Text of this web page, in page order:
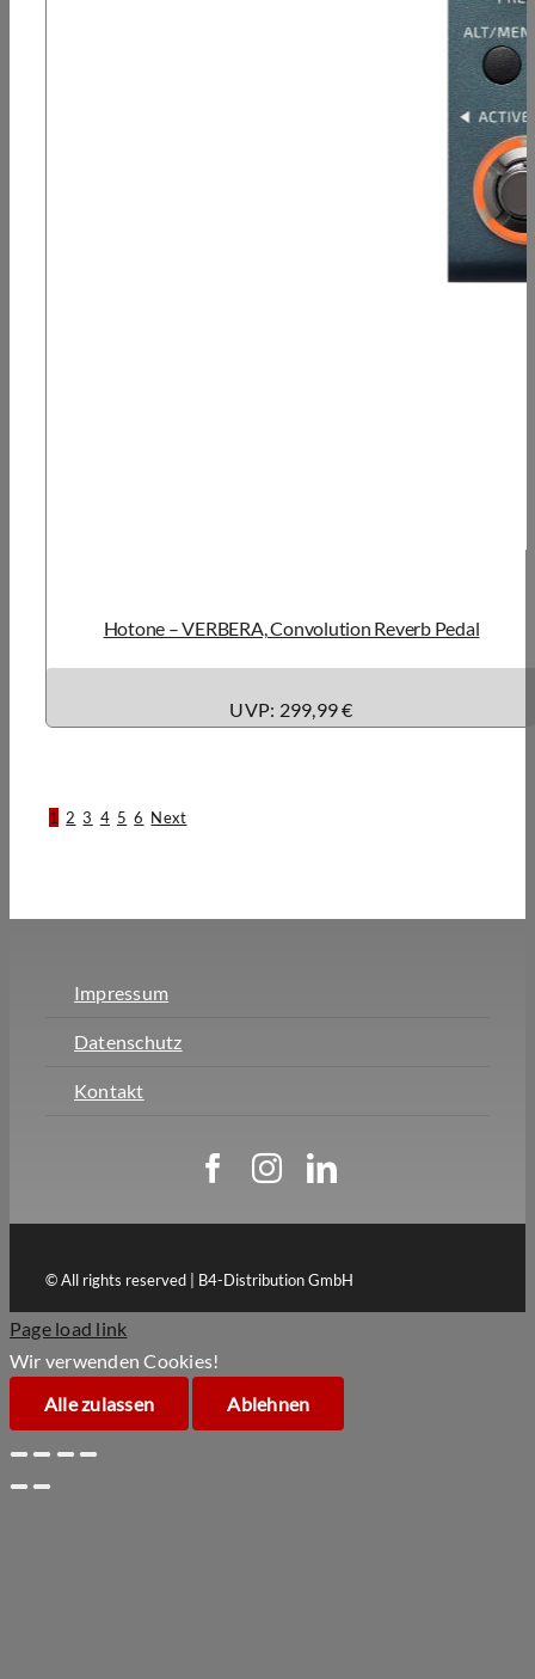
Hotone – VERBERA, Convolution Reverb Pedal
UVP: 299,99 €
1 2 3 4 5 6 Next
Impressum
Datenschutz
Kontakt
© All rights reserved | B4-Distribution GmbH
Page load link
Wir verwenden Cookies!
Alle zulassen
Ablehnen